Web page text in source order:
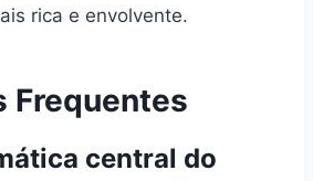
rica e envolvente.
Frequentes
central do